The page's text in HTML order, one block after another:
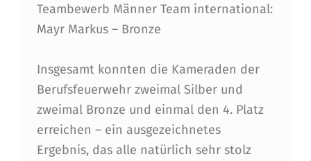
Teambewerb Männer Team international:
Mayr Markus – Bronze
Insgesamt konnten die Kameraden der
Berufsfeuerwehr zweimal Silber und
zweimal Bronze und einmal den 4. Platz
erreichen – ein ausgezeichnetes
Ergebnis, das alle natürlich sehr stolz